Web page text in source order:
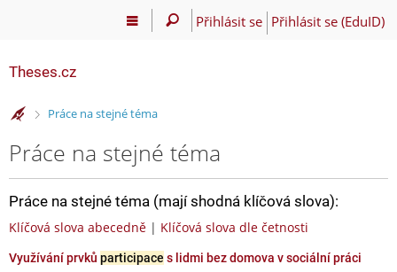
Přihlásit se Přihlásit se (EduID)
Theses.cz
>Práce na stejné téma
Práce na stejné téma
Práce na stejné téma (mají shodná klíčová slova):
Klíčová slova abecedně | Klíčová slova dle četnosti
Využívání prvků participace s lidmi bez domova v sociální práci